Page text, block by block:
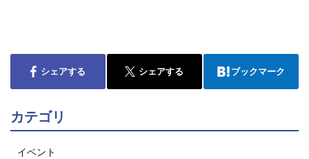
シェアする シェアする ブックマーク
カテゴリ
イベント